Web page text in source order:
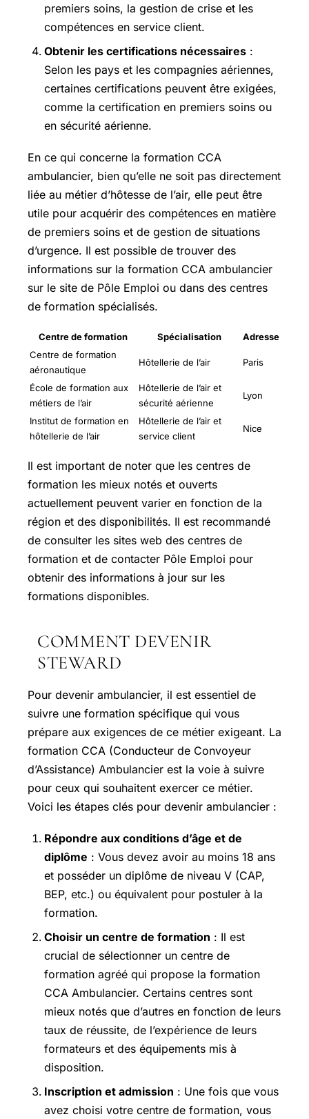
premiers soins, la gestion de crise et les
compétences en service client.
Obtenir les certifications nécessaires :
Selon les pays et les compagnies aériennes,
certaines certifications peuvent être exigées,
comme la certification en premiers soins ou
en sécurité aérienne.
En ce qui concerne la formation CCA
ambulancier, bien qu’elle ne soit pas directement
liée au métier d’hôtesse de l’air, elle peut être
utile pour acquérir des compétences en matière
de premiers soins et de gestion de situations
d’urgence. Il est possible de trouver des
informations sur la formation CCA ambulancier
sur le site de Pôle Emploi ou dans des centres
de formation spécialisés.
Centre de formation Spécialisation
Adresse
Centre de formation
aéronautique
Hôtellerie de l’air Paris
École de formation aux
métiers de l’air
Hôtellerie de l’air et
sécurité aérienne
Lyon
Institut de formation en
hôtellerie de l’air
Hôtellerie de l’air et
service client
Nice
Il est important de noter que les centres de
formation les mieux notés et ouverts
actuellement peuvent varier en fonction de la
région et des disponibilités. Il est recommandé
de consulter les sites web des centres de
formation et de contacter Pôle Emploi pour
obtenir des informations à jour sur les
formations disponibles.
COMMENT DEVENIR
STEWARD
Pour devenir ambulancier, il est essentiel de
suivre une formation spécifique qui vous
prépare aux exigences de ce métier exigeant. La
formation CCA (Conducteur de Convoyeur
d’Assistance) Ambulancier est la voie à suivre
pour ceux qui souhaitent exercer ce métier.
Voici les étapes clés pour devenir ambulancier :
Répondre aux conditions d’âge et de
diplôme : Vous devez avoir au moins 18 ans
et posséder un diplôme de niveau V (CAP,
BEP, etc.) ou équivalent pour postuler à la
formation.
Choisir un centre de formation : Il est
crucial de sélectionner un centre de
formation agréé qui propose la formation
CCA Ambulancier. Certains centres sont
mieux notés que d’autres en fonction de leurs
taux de réussite, de l’expérience de leurs
formateurs et des équipements mis à
disposition.
Inscription et admission : Une fois que vous
avez choisi votre centre de formation, vous